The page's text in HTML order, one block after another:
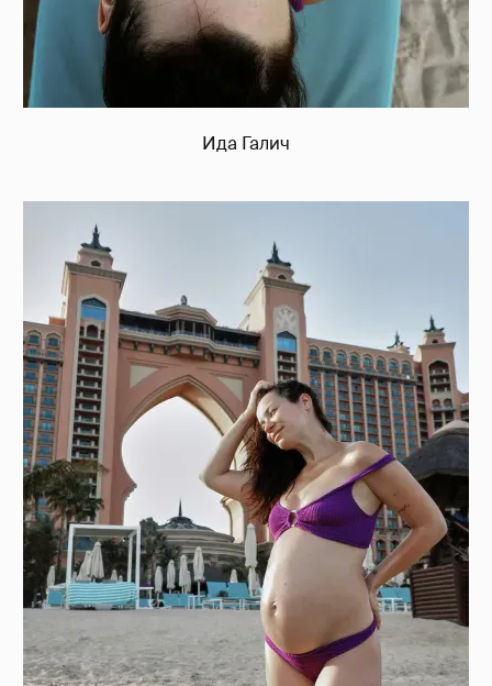
Ида Галич